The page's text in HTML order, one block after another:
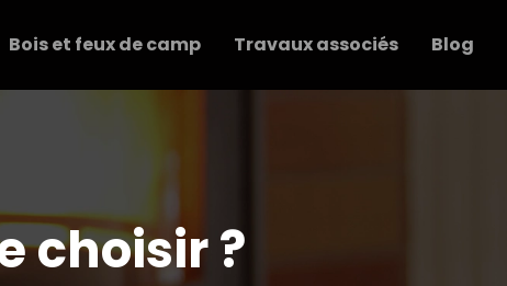
Bois et feux de camp Travaux associés Blog
choisir ?